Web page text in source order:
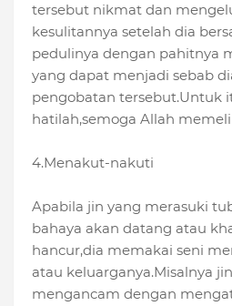
tersebut nikmat dan
kesulitannya setelah dia
pedulinya dengan pahitnya
yang dapat menjadi sebab
pengobatan tersebut.Untuk
hatilah,semoga Allah
4.Menakut-nakuti
Apabila jin yang merasuki
bahaya akan datang atau
hancur,dia memakai seni
atau keluarganya.Misalnya
mengancam dengan